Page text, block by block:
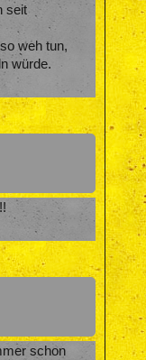
seit
weh tun,
würde.
schon